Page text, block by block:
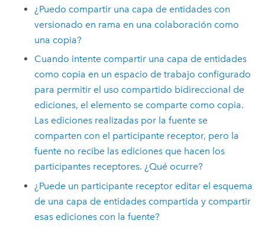
¿Puedo compartir una capa de entidades con
versionado en rama en una colaboración como
una copia?
Cuando intente compartir una capa de entidades
como copia en un espacio de trabajo configurado
para permitir el uso compartido bidireccional de
ediciones, el elemento se comparte como copia.
Las ediciones realizadas por la fuente se
comparten con el participante receptor, pero la
fuente no recibe las ediciones que hacen los
participantes receptores. ¿Qué ocurre?
¿Puede un participante receptor editar el esquema
de una capa de entidades compartida y compartir
esas ediciones con la fuente?